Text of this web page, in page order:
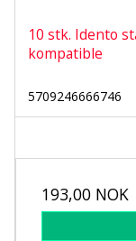
10 stk. Idento
kompatible
5709246666746
193,00 NOK